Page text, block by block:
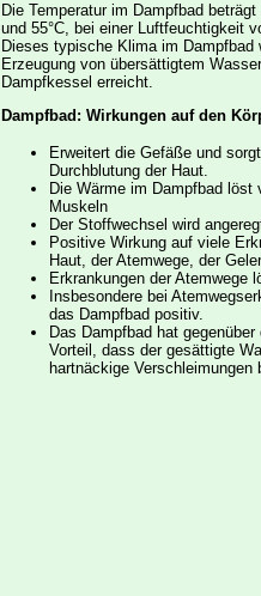
Die Temperatur im Dampfbad
und 55°C, bei einer Luftfeuchtigkeit
Dieses typische Klima im Dampfbad
Erzeugung von übersättigtem
Dampfkessel erreicht.
Dampfbad: Wirkungen auf den
Erweitert die Gefäße und
Durchblutung der Haut.
Die Wärme im Dampfbad löst
Muskeln
Der Stoffwechsel wird
Positive Wirkung auf viele
Haut, der Atemwege, der
Erkrankungen der Atemwege
Insbesondere bei
das Dampfbad positiv.
Das Dampfbad hat gegenüber
Vorteil, dass der gesättigte
hartnäckige Verschleimungen